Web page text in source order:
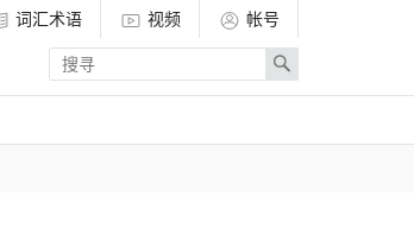
词汇术语 视频
帐号
Enter
search
term
Search